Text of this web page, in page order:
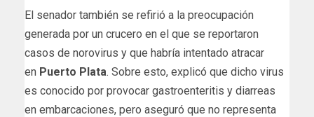
El senador también se refirió a la preocupación
generada por un crucero en el que se reportaron
casos de norovirus y que habría intentado atracar
en Puerto Plata. Sobre esto, explicó que dicho virus
es conocido por provocar gastroenteritis y diarreas
en embarcaciones, pero aseguró que no representa